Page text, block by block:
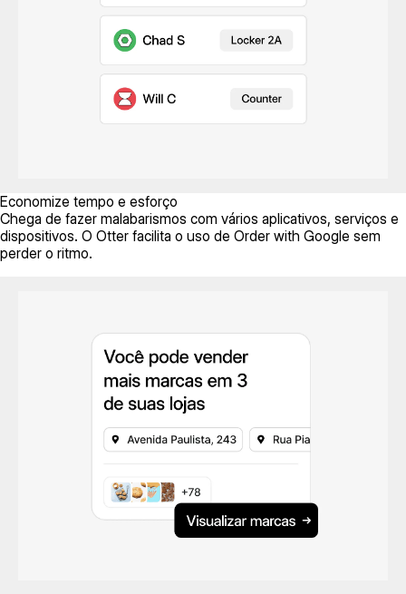
Economize tempo e esforço
Chega de fazer malabarismos com vários aplicativos, serviços e
dispositivos. O Otter facilita o uso de Order with Google sem
perder o ritmo.